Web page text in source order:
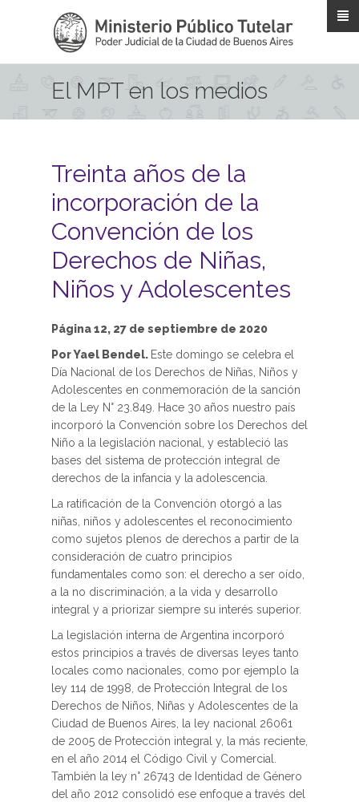
El MPT en los medios
Treinta años de la
incorporación de la
Convención de los
Derechos de Niñas,
Niños y Adolescentes
Página 12, 27 de septiembre de 2020
Por Yael Bendel. Este domingo se celebra el
Día Nacional de los Derechos de Niñas, Niños y
Adolescentes en conmemoración de la sanción
de la Ley N° 23.849. Hace 30 años nuestro país
incorporó la Convención sobre los Derechos del
Niño a la legislación nacional, y estableció las
bases del sistema de protección integral de
derechos de la infancia y la adolescencia.
La ratificación de la Convención otorgó a las
niñas, niños y adolescentes el reconocimiento
como sujetos plenos de derechos a partir de la
consideración de cuatro principios
fundamentales como son: el derecho a ser oído,
a la no discriminación, a la vida y desarrollo
integral y a priorizar siempre su interés superior.
La legislación interna de Argentina incorporó
estos principios a través de diversas leyes tanto
locales como nacionales, como por ejemplo la
ley 114 de 1998, de Protección Integral de los
Derechos de Niños, Niñas y Adolescentes de la
Ciudad de Buenos Aires, la ley nacional 26061
de 2005 de Protección integral y, la más reciente,
en el año 2014 el Código Civil y Comercial.
También la ley n° 26743 de Identidad de Género
del año 2012 consolidó ese enfoque a través del